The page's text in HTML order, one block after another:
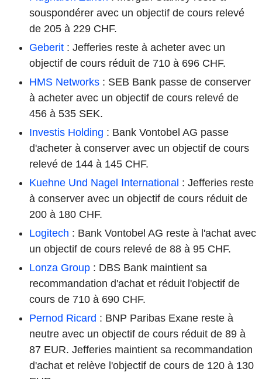
souspondérer avec un objectif de cours relevé
de 205 à 229 CHF.
Geberit : Jefferies reste à acheter avec un
objectif de cours réduit de 710 à 696 CHF.
HMS Networks : SEB Bank passe de conserver
à acheter avec un objectif de cours relevé de
456 à 535 SEK.
Investis Holding : Bank Vontobel AG passe
d'acheter à conserver avec un objectif de cours
relevé de 144 à 145 CHF.
Kuehne Und Nagel International : Jefferies reste
à conserver avec un objectif de cours réduit de
200 à 180 CHF.
Logitech : Bank Vontobel AG reste à l'achat avec
un objectif de cours relevé de 88 à 95 CHF.
Lonza Group : DBS Bank maintient sa
recommandation d'achat et réduit l'objectif de
cours de 710 à 690 CHF.
Pernod Ricard : BNP Paribas Exane reste à
neutre avec un objectif de cours réduit de 89 à
87 EUR. Jefferies maintient sa recommandation
d'achat et relève l'objectif de cours de 120 à 130